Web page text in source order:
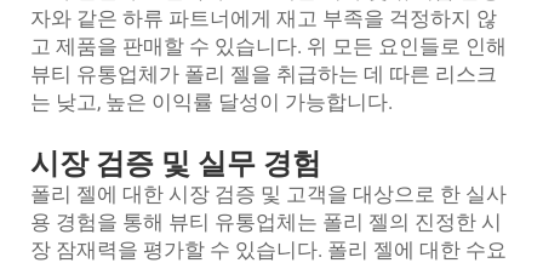
자와 같은 하류 파트너에게 재고 부족을 걱정하지 않
고 제품을 판매할 수 있습니다. 위 모든 요인들로 인해
뷰티 유통업체가 폴리 젤을 취급하는 데 따른 리스크
는 낮고, 높은 이익률 달성이 가능합니다.
시장 검증 및 실무 경험
폴리 젤에 대한 시장 검증 및 고객을 대상으로 한 실사
용 경험을 통해 뷰티 유통업체는 폴리 젤의 진정한 시
장 잠재력을 평가할 수 있습니다. 폴리 젤에 대한 수요